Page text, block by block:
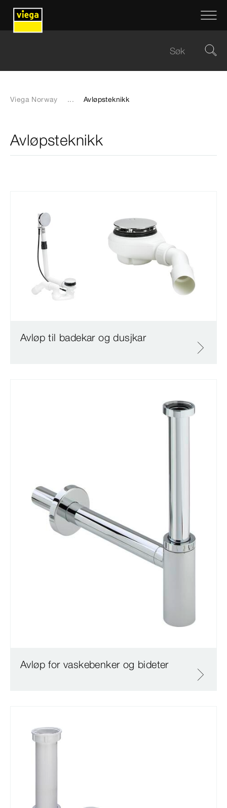
Viega Norway ... Avløpsteknikk
Avløpsteknikk
Avløp til badekar og dusjkar
Avløp for vaskebenker og bideter